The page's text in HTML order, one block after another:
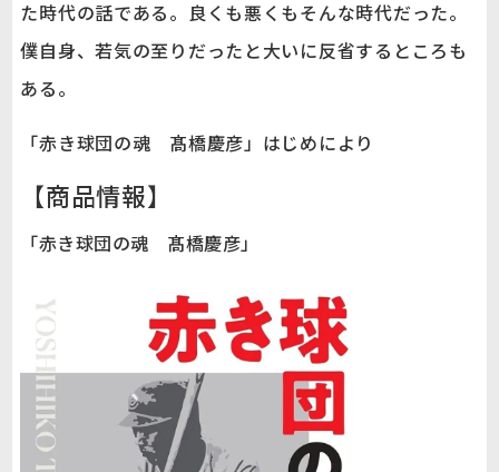
た時代の話である。良くも悪くもそんな時代だった。
僕自身、若気の至りだったと大いに反省するところも
ある。
「赤き球団の魂 髙橋慶彦」はじめにより
【商品情報】
「赤き球団の魂 髙橋慶彦」